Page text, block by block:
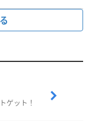
ゲット！